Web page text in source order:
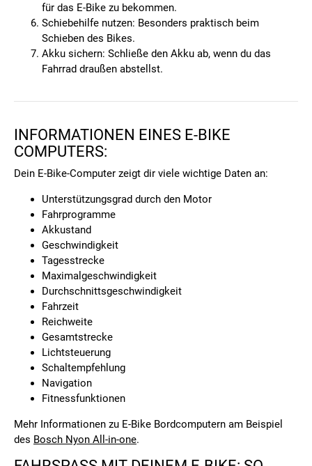
für das E-Bike zu bekommen.
Schiebehilfe nutzen: Besonders praktisch beim
Schieben des Bikes.
Akku sichern: Schließe den Akku ab, wenn du das
Fahrrad draußen abstellst.
INFORMATIONEN EINES E-BIKE
COMPUTERS:
Dein E-Bike-Computer zeigt dir viele wichtige Daten an:
Unterstützungsgrad durch den Motor
Fahrprogramme
Akkustand
Geschwindigkeit
Tagesstrecke
Maximalgeschwindigkeit
Durchschnittsgeschwindigkeit
Fahrzeit
Reichweite
Gesamtstrecke
Lichtsteuerung
Schaltempfehlung
Navigation
Fitnessfunktionen
Mehr Informationen zu E-Bike Bordcomputern am Beispiel
des Bosch Nyon All-in-one.